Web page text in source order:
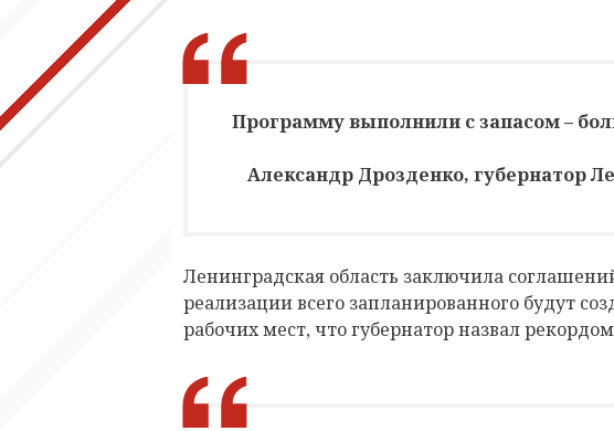
Программу выполнили с запасом –
Александр Дрозденко, губернатор
Ленинградская область заключила
реализации всего запланированного будут
рабочих мест, что губернатор назвал